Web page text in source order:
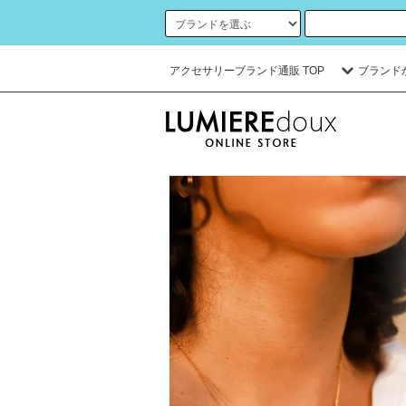
アクセサリーブランド通販 TOP ブランド